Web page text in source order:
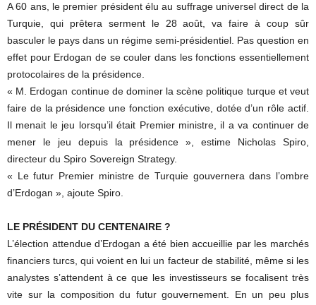
A 60 ans, le premier président élu au suffrage universel direct de la
Turquie, qui prêtera serment le 28 août, va faire à coup sûr
basculer le pays dans un régime semi-présidentiel. Pas question en
effet pour Erdogan de se couler dans les fonctions essentiellement
protocolaires de la présidence.
« M. Erdogan continue de dominer la scène politique turque et veut
faire de la présidence une fonction exécutive, dotée d’un rôle actif.
Il menait le jeu lorsqu’il était Premier ministre, il a va continuer de
mener le jeu depuis la présidence », estime Nicholas Spiro,
directeur du Spiro Sovereign Strategy.
« Le futur Premier ministre de Turquie gouvernera dans l’ombre
d’Erdogan », ajoute Spiro.
LE PRÉSIDENT DU CENTENAIRE ?
L’élection attendue d’Erdogan a été bien accueillie par les marchés
financiers turcs, qui voient en lui un facteur de stabilité, même si les
analystes s’attendent à ce que les investisseurs se focalisent très
vite sur la composition du futur gouvernement. En un peu plus